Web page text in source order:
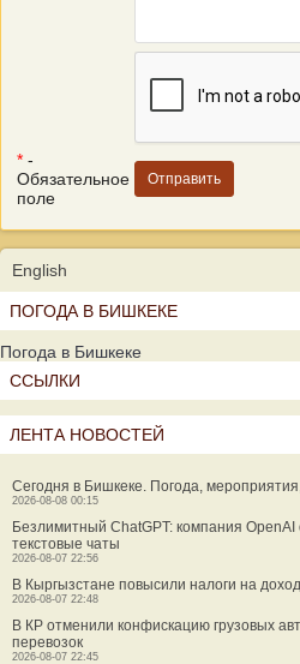
* -
Обязательное
поле
English
ПОГОДА В БИШКЕКЕ
Погода в Бишкеке
ССЫЛКИ
ЛЕНТА НОВОСТЕЙ
Сегодня в Бишкеке. Погода,
2026-08-08 00:15
Безлимитный ChatGPT: компания
текстовые чаты
2026-08-07 22:56
В Кыргызстане повысили налоги на
2026-08-07 22:48
В КР отменили конфискацию грузовых
перевозок
2026-08-07 22:45